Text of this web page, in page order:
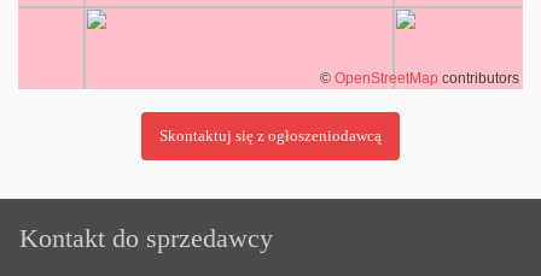
© OpenStreetMap contributors
Kontakt do sprzedawcy